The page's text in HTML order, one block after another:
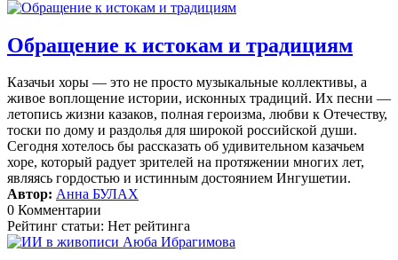
Обращение к истокам и традициям
Казачьи хоры — это не просто музыкальные коллективы, а
живое воплощение истории, исконных традиций. Их песни —
летопись жизни казаков, полная героизма, любви к Отечеству,
тоски по дому и раздолья для широкой российской души.
Сегодня хотелось бы рассказать об удивительном казачьем
хоре, который радует зрителей на протяжении многих лет,
являясь гордостью и истинным достоянием Ингушетии.
Автор: Анна БУЛАХ
0 Комментарии
Рейтинг статьи: Нет рейтинга